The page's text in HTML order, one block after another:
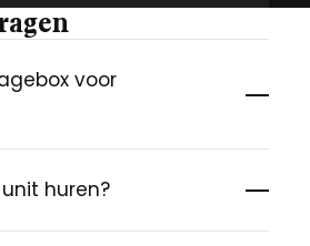
voor
huren?